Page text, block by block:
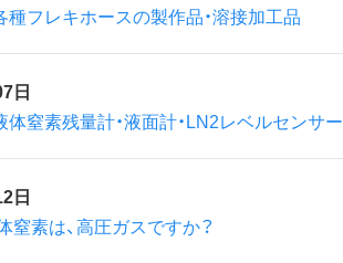
フレキホースの製作品・溶接加工品
日
窒素残量計・液面計・LN2レベルセンサー
日
窒素は、高圧ガスですか？